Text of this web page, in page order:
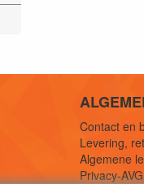
Contact en
Levering,
Algemene
Privacy-AVG